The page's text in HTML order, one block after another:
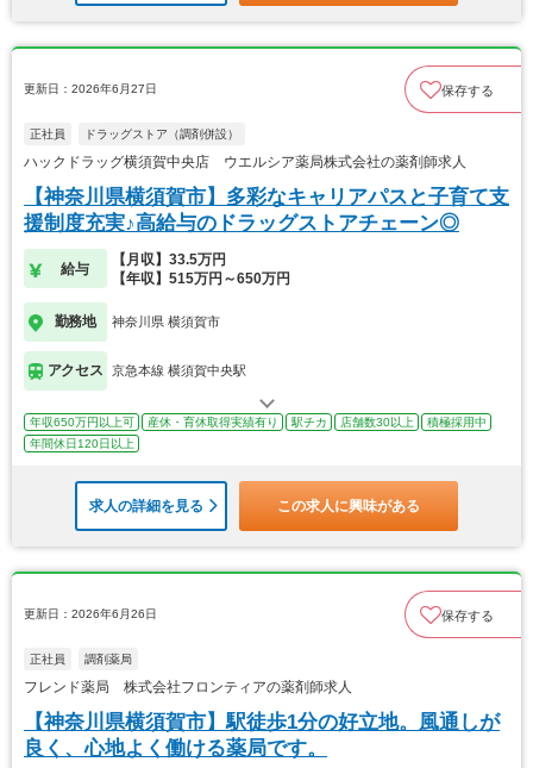
更新日：2026年6月27日 保存する
正社員 ドラッグストア（調剤併設）
ハックドラッグ横須賀中央店 ウエルシア薬局株式会社の薬剤師求人
【神奈川県横須賀市】多彩なキャリアパスと子育て支
援制度充実♪高給与のドラッグストアチェーン◎
給与
【月収】33.5万円
【年収】515万円～650万円
勤務地 神奈川県 横須賀市
アクセス 京急本線 横須賀中央駅
年収650万円以上可 産休・育休取得実績有り 駅チカ 店舗数30以上
積極採用中
年間休日120日以上
求人の詳細を見る この求人に興味がある
更新日：2026年6月26日 保存する
正社員 調剤薬局
フレンド薬局 株式会社フロンティアの薬剤師求人
【神奈川県横須賀市】駅徒歩1分の好立地。風通しが
良く、心地よく働ける薬局です。